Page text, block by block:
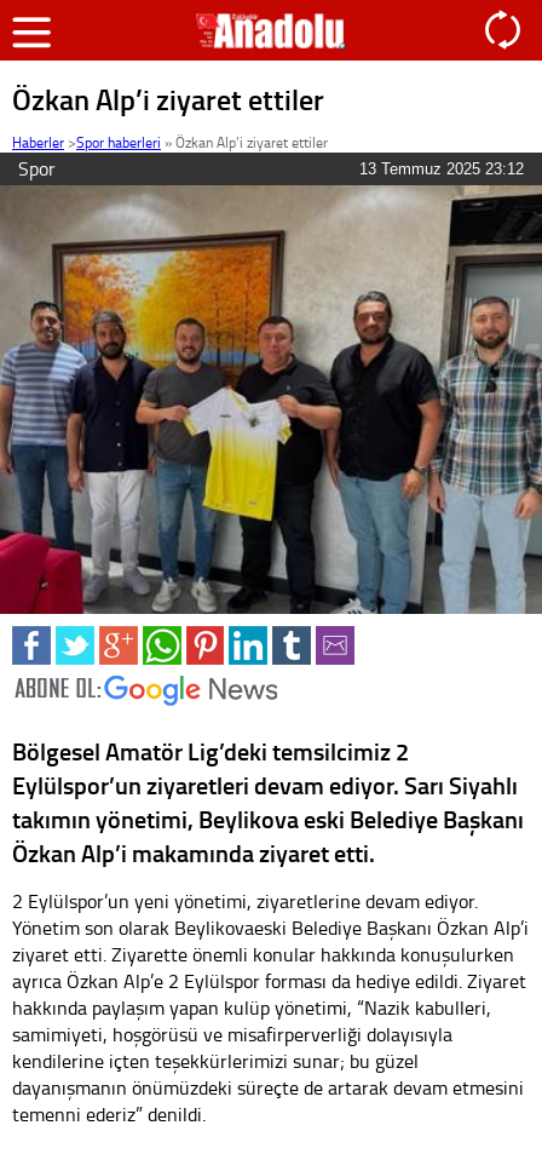
Özkan Alp’i ziyaret ettiler
Haberler >Spor haberleri »Özkan Alp’i ziyaret ettiler
Spor 13 Temmuz 2025 23:12
Bölgesel Amatör Lig’deki temsilcimiz 2
Eylülspor’un ziyaretleri devam ediyor. Sarı Siyahlı
takımın yönetimi, Beylikova eski Belediye Başkanı
Özkan Alp’i makamında ziyaret etti.
2 Eylülspor’un yeni yönetimi, ziyaretlerine devam ediyor.
Yönetim son olarak Beylikovaeski Belediye Başkanı Özkan Alp’i
ziyaret etti. Ziyarette önemli konular hakkında konuşulurken
ayrıca Özkan Alp’e 2 Eylülspor forması da hediye edildi. Ziyaret
hakkında paylaşım yapan kulüp yönetimi, “Nazik kabulleri,
samimiyeti, hoşgörüsü ve misafirperverliği dolayısıyla
kendilerine içten teşekkürlerimizi sunar; bu güzel
dayanışmanın önümüzdeki süreçte de artarak devam etmesini
temenni ederiz” denildi.